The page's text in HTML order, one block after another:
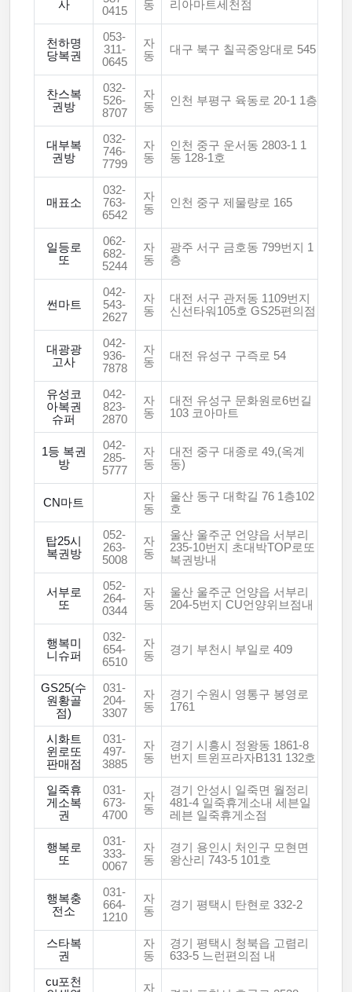
사
0415
동 리아마트세천점
천하명
당복권
053-
311-
0645
자
동
대구 북구 칠곡중앙대로 545
찬스복
권방
032-
526-
8707
자
동
인천 부평구 육동로 20-1 1층
대부복
권방
032-
746-
7799
자
동
인천 중구 운서동 2803-1 1
동 128-1호
매표소
032-
763-
6542
자
동
인천 중구 제물량로 165
일등로
또
062-
682-
5244
자
동
광주 서구 금호동 799번지 1
층
썬마트
042-
543-
2627
자
동
대전 서구 관저동 1109번지
신선타워105호 GS25편의점
대광광
고사
042-
936-
7878
자
동
대전 유성구 구즉로 54
유성코
아복권
슈퍼
042-
823-
2870
자
동
대전 유성구 문화원로6번길
103 코아마트
1등 복권
방
042-
285-
5777
자
동
대전 중구 대종로 49,(옥계
동)
CN마트
자
동
울산 동구 대학길 76 1층102
호
탑25시
복권방
052-
263-
5008
자
동
울산 울주군 언양읍 서부리
235-10번지 초대박TOP로또
복권방내
서부로
또
052-
264-
0344
자
동
울산 울주군 언양읍 서부리
204-5번지 CU언양위브점내
행복미
니슈퍼
032-
654-
6510
자
동
경기 부천시 부일로 409
GS25(수
원황골
점)
031-
204-
3307
자
동
경기 수원시 영통구 봉영로
1761
시화트
윈로또
판매점
031-
497-
3885
자
동
경기 시흥시 정왕동 1861-8
번지 트윈프라자B131 132호
일죽휴
게소복
권
031-
673-
4700
자
동
경기 안성시 일죽면 월정리
481-4 일죽휴게소내 세븐일
레븐 일죽휴게소점
행복로
또
031-
333-
0067
자
동
경기 용인시 처인구 모현면
왕산리 743-5 101호
행복충
전소
031-
664-
1210
자
동
경기 평택시 탄현로 332-2
스타복
권
자
동
경기 평택시 청북읍 고렴리
633-5 느런편의점 내
cu포천
자